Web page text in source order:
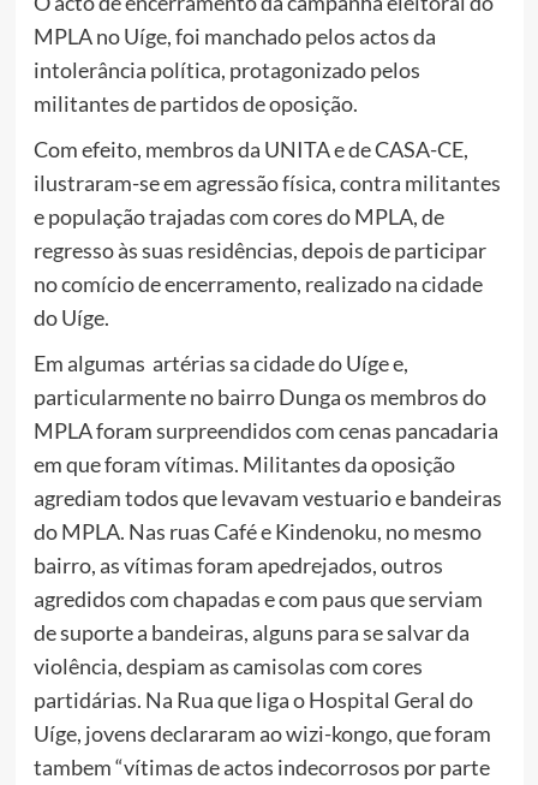
MPLA no Uíge, foi manchado pelos actos da
intolerância política, protagonizado pelos
militantes de partidos de oposição.
Com efeito, membros da UNITA e de CASA-CE,
ilustraram-se em agressão física, contra militantes
e população trajadas com cores do MPLA, de
regresso às suas residências, depois de participar
no comício de encerramento, realizado na cidade
do Uíge.
Em algumas artérias sa cidade do Uíge e,
particularmente no bairro Dunga os membros do
MPLA foram surpreendidos com cenas pancadaria
em que foram vítimas. Militantes da oposição
agrediam todos que levavam vestuario e bandeiras
do MPLA. Nas ruas Café e Kindenoku, no mesmo
bairro, as vítimas foram apedrejados, outros
agredidos com chapadas e com paus que serviam
de suporte a bandeiras, alguns para se salvar da
violência, despiam as camisolas com cores
partidárias. Na Rua que liga o Hospital Geral do
Uíge, jovens declararam ao wizi-kongo, que foram
tambem “vítimas deactos indecorrosos por parte